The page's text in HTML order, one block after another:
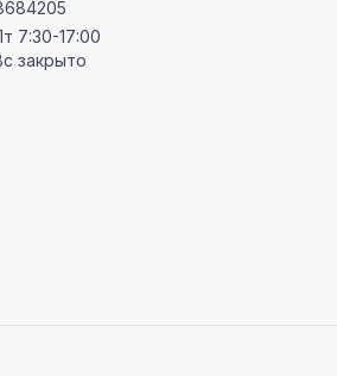
7:30-17:00
закрыто